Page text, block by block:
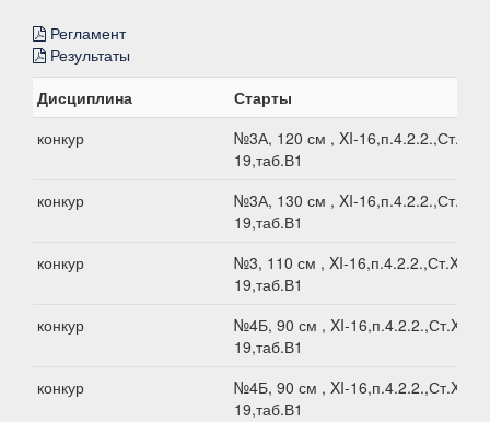
Регламент
Результаты
Дисциплина
Старты
конкур
№3А, 120 см , XI-16,п.4.2.2.,Ст.XI-
19,таб.В1
конкур
№3А, 130 см , XI-16,п.4.2.2.,Ст.XI-
19,таб.В1
конкур
№3, 110 см , XI-16,п.4.2.2.,Ст.XI-
19,таб.В1
конкур
№4Б, 90 см , XI-16,п.4.2.2.,Ст.XI-
19,таб.В1
конкур
№4Б, 90 см , XI-16,п.4.2.2.,Ст.XI-
19,таб.В1